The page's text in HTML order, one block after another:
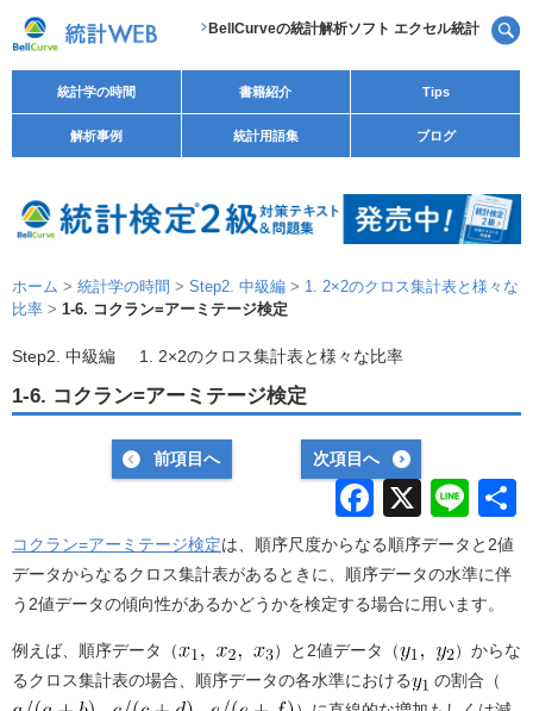
BellCurveの統計解析ソフト エクセル統計
統計学の時間 書籍紹介 Tips
解析事例 統計用語集 ブログ
ホーム > 統計学の時間 > Step2. 中級編 > 1. 2×2のクロス集計表と様々な
比率 > 1-6. コクラン=アーミテージ検定
Step2. 中級編 1. 2×2のクロス集計表と様々な比率
1-6. コクラン=アーミテージ検定
前項目へ 次項目へ
F
a
c
e
b
o
X
Li
n
e
コクラン=アーミテージ検定は、順序尺度からなる順序データと2値
データからなるクロス集計表があるときに、順序データの水準に伴
う2値データの傾向性があるかどうかを検定する場合に用います。
例えば、順序データ（ ）と2値データ（
）からな
るクロス集計表の場合、順序データの各水準における
の割合（